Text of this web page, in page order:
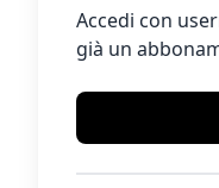
Accedi con
già un